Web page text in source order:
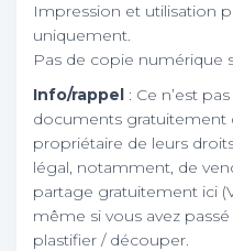
Impression et utilisation
uniquement.
Pas de copie numérique
Info/rappel : Ce n’est
documents gratuitement
propriétaire de leurs
légal, notamment, de
partage gratuitement ici
même si vous avez
plastifier / découper.